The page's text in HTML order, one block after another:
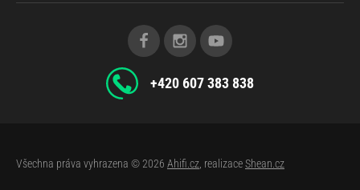
+420 607 383 838
Všechna práva vyhrazena © 2026 Ahifi.cz , realizaceShean.cz